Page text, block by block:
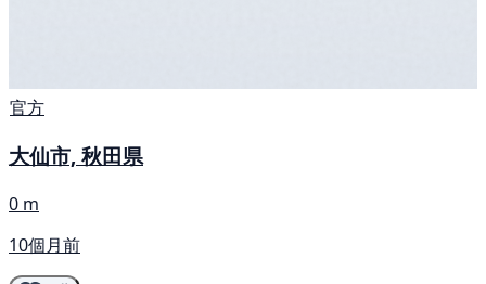
官方
大仙市, 秋田県
0 m
10個月前